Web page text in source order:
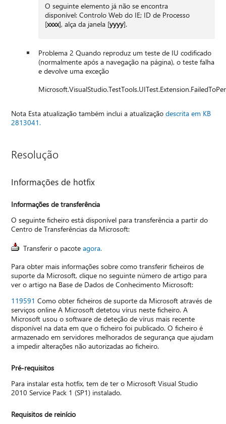
O seguinte elemento já não se encontra
disponível: Controlo Web do IE; ID de Processo
[xxxx], alça da janela [yyyy].
Problema 2 Quando reproduz um teste de IU codificado
(normalmente após a navegação na página), o teste falha
e devolve uma exceção
Nota Esta atualização também inclui a atualizaçãodescrita em KB
2813041.
Resolução
Informações de hotfix
Informações de transferência
O seguinte ficheiro está disponível para transferência a partir do
Centro de Transferências da Microsoft:
Transferir o pacoteagora.
Para obter mais informações sobre como transferir ficheiros de
suporte da Microsoft, clique no seguinte número de artigo para
ver o artigo na Base de Dados de Conhecimento Microsoft:
119591 Como obter ficheiros de suporte da Microsoft através de
serviços online A Microsoft detetou vírus neste ficheiro. A
Microsoft usou o software de deteção de vírus mais recente
disponível na data em que o ficheiro foi publicado. O ficheiro é
armazenado em servidores melhorados de segurança que ajudam
a impedir alterações não autorizadas ao ficheiro.
Pré-requisitos
Para instalar esta hotfix, tem de ter o Microsoft Visual Studio
2010 Service Pack 1 (SP1) instalado.
Requisitos de reinício